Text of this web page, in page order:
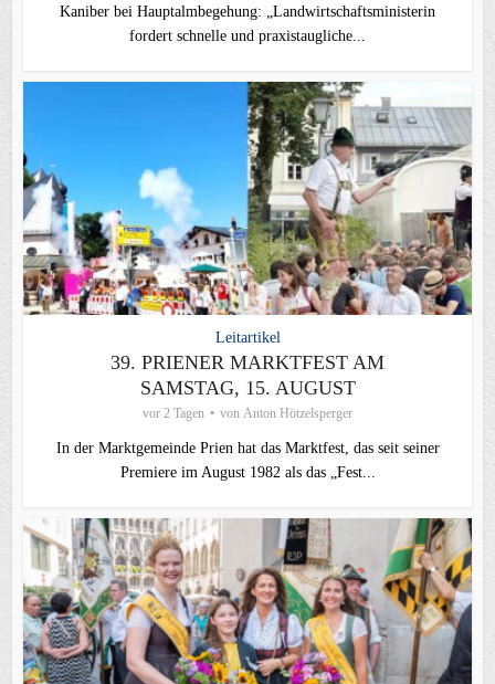
Kaniber bei Hauptalmbegehung: „Landwirtschaftsministerin
fordert schnelle und praxistaugliche...
Leitartikel
39. PRIENER MARKTFEST AM
SAMSTAG, 15. AUGUST
vor 2 Tagen von Anton Hötzelsperger
In der Marktgemeinde Prien hat das Marktfest, das seit seiner
Premiere im August 1982 als das „Fest...